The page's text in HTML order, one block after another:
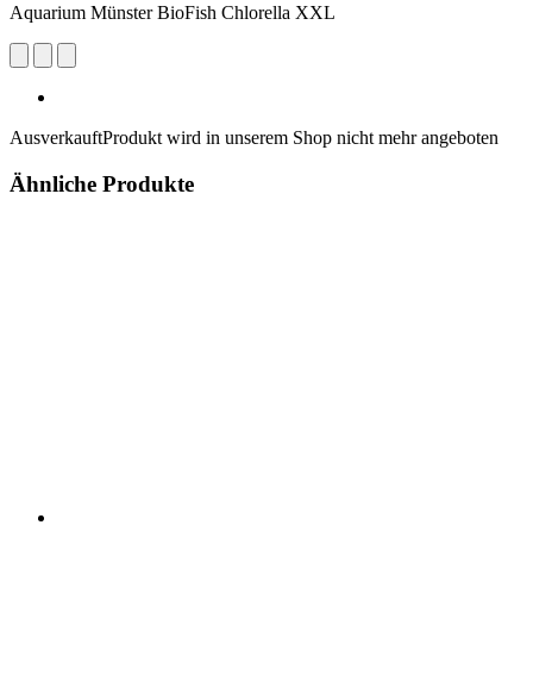
Aquarium Münster BioFish Chlorella XXL
AusverkauftProdukt wird in unserem Shop nicht mehr angeboten
Ähnliche Produkte